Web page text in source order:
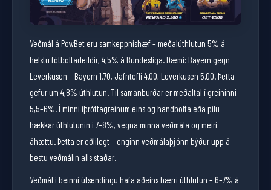
Veðmál á PowBet eru samkeppnishæf – meðalúthlutun 5% á
helstu fótboltadeildir, 4,5% á Bundesliga. Dæmi: Bayern gegn
Leverkusen – Bayern 1.70, Jafntefli 4.00, Leverkusen 5.00. Þetta
gefur um 4,8% úthlutun. Til samanburðar er meðaltal í greininni
5,5–6%. Í minni íþróttagreinum eins og handbolta eða pílu
hækkar úthlutunin í 7–8%, vegna minna veðmála og meiri
áhættu. Þetta er eðlilegt – enginn veðmálaþjónn býður upp á
bestu veðmálin alls staðar.
Veðmál í beinni útsendingu hafa aðeins hærri úthlutun – 6–7% á